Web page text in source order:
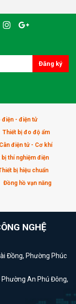
Đăng ký
điện - điện tử
Thiết bị đo độ ẩm
Cân điện tử - Cơ khí
bị thí nghiệm điện
bị hiệu chuẩn
Đồng hồ vạn năng
NGHỆ
Đồng, Phường Phúc
An Phú Đông,